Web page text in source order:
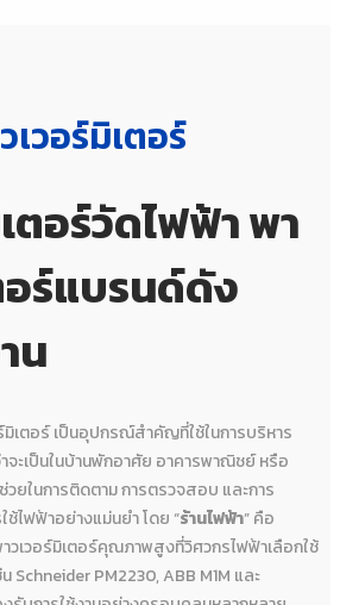
วอร์มิเตอร์
ตอร์วัดไฟฟ้า พา
อร์แบรนด์ดัง
น
มิเตอร์ เป็นอุปกรณ์สำคัญที่ใช้ในการบริหาร
จะเป็นในบ้านพักอาศัย อาคารพาณิชย์ หรือ
ยในการติดตาม การตรวจสอบ และการ
ไฟฟ้าอย่างแม่นยำ โดย “ร้านไฟฟ้า” คือ
วเวอร์มิเตอร์คุณภาพสูงที่วิศวกรไฟฟ้าเลือกใช้
Schneider PM2230, ABB M1M และ